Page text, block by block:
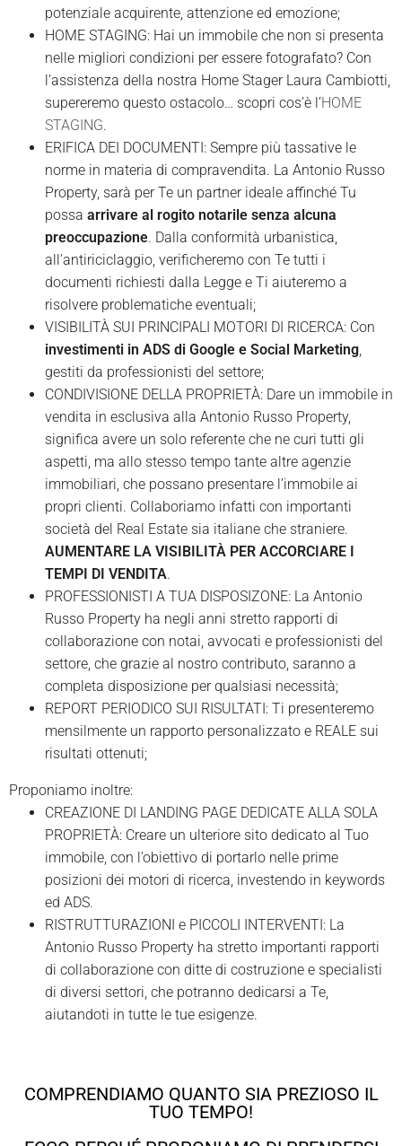
potenziale acquirente, attenzione ed emozione;
HOME STAGING: Hai un immobile che non si presenta
nelle migliori condizioni per essere fotografato? Con
l’assistenza della nostra Home Stager Laura Cambiotti,
supereremo questo ostacolo… scopri cos’è l’HOME
STAGING.
ERIFICA DEI DOCUMENTI: Sempre più tassative le
norme in materia di compravendita. La Antonio Russo
Property, sarà per Te un partner ideale affinché Tu
possa arrivare al rogito notarile senza alcuna
preoccupazione. Dalla conformità urbanistica,
all’antiriciclaggio, verificheremo con Te tutti i
documenti richiesti dalla Legge e Ti aiuteremo a
risolvere problematiche eventuali;
VISIBILITÀ SUI PRINCIPALI MOTORI DI RICERCA: Con
investimenti in ADS di Google e Social Marketing,
gestiti da professionisti del settore;
CONDIVISIONE DELLA PROPRIETÀ: Dare un immobile in
vendita in esclusiva alla Antonio Russo Property,
significa avere un solo referente che ne curi tutti gli
aspetti, ma allo stesso tempo tante altre agenzie
immobiliari, che possano presentare l’immobile ai
propri clienti. Collaboriamo infatti con importanti
società del Real Estate sia italiane che straniere.
AUMENTARE LA VISIBILITÀ PER ACCORCIARE I
TEMPI DI VENDITA.
PROFESSIONISTI A TUA DISPOSIZONE: La Antonio
Russo Property ha negli anni stretto rapporti di
collaborazione con notai, avvocati e professionisti del
settore, che grazie al nostro contributo, saranno a
completa disposizione per qualsiasi necessità;
REPORT PERIODICO SUI RISULTATI: Ti presenteremo
mensilmente un rapporto personalizzato e REALE sui
risultati ottenuti;
Proponiamo inoltre:
CREAZIONE DI LANDING PAGE DEDICATE ALLA SOLA
PROPRIETÀ: Creare un ulteriore sito dedicato al Tuo
immobile, con l’obiettivo di portarlo nelle prime
posizioni dei motori di ricerca, investendo in keywords
ed ADS.
RISTRUTTURAZIONI e PICCOLI INTERVENTI: La
Antonio Russo Property ha stretto importanti rapporti
di collaborazione con ditte di costruzione e specialisti
di diversi settori, che potranno dedicarsi a Te,
aiutandoti in tutte le tue esigenze.
COMPRENDIAMO QUANTO SIA PREZIOSO IL
TUO TEMPO!